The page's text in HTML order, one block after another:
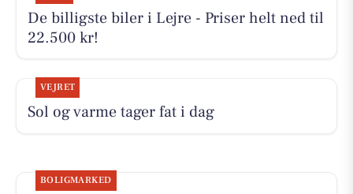
De billigste biler i Lejre - Priser helt ned til
22.500 kr!
VEJRET
Sol og varme tager fat i dag
BOLIGMARKED